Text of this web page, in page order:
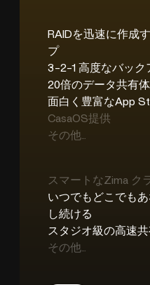
RAIDを迅速に作成
プ
3-2-1 高度なバック
20倍のデータ共有
面白く豊富なApp
CasaOS提供
その他...
スマートなZima ク
いつでもどこでも
し続ける
スタジオ級の高速
その他...